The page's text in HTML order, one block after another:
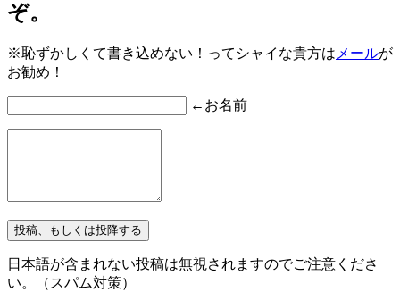
ぞ。
※恥ずかしくて書き込めない！ってシャイな貴方は メールが
お勧め！
←お名前
日本語が含まれない投稿は無視されますのでご注意くださ
い。（スパム対策）